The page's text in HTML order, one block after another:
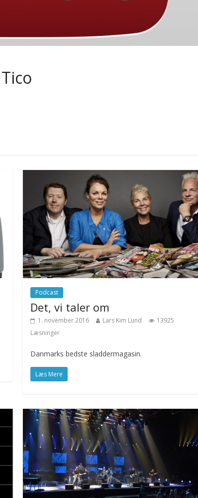
Podcast
Det, vi taler om
1. november 2016 Lars Kim Lund
13925
Læsninger
Danmarks bedste sladdermagasin.
Læs Mere